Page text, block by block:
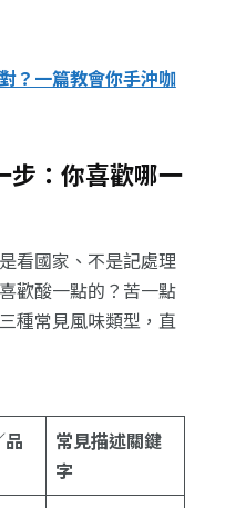
？一篇教會你手沖咖
步：你喜歡哪一
看國家、不是記處理
歡酸一點的？苦一點
種常見風味類型，直
品
常見描述關鍵
字